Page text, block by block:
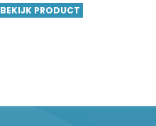
BEKIJK PRODUCT